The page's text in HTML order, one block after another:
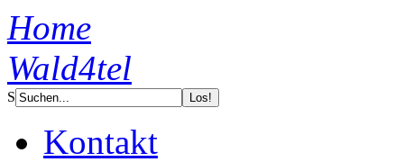
Home
Wald4tel
S
Kontakt